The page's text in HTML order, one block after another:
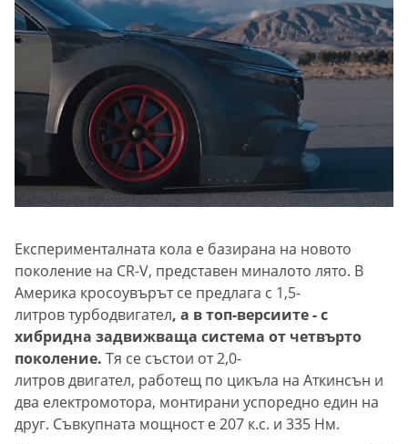
Експерименталната кола е базирана на новото
поколение на CR-V, представен миналото лято. В
Америка кросоувърът се предлага с 1,5-
литров турбодвигател, а в топ-версиите - с
хибридна задвижваща система от четвърто
поколение. Тя се състои от 2,0-
литров двигател, работещ по цикъла на Аткинсън и
два електромотора, монтирани успоредно един на
друг. Съвкупната мощност е 207 к.с. и 335 Нм.